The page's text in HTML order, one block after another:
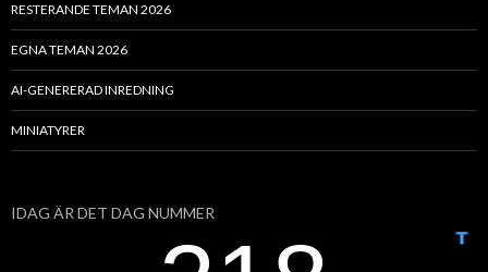
RESTERANDE TEMAN 2026
EGNA TEMAN 2026
AI-GENERERAD INREDNING
MINIATYRER
IDAG ÄR DET DAG NUMMER